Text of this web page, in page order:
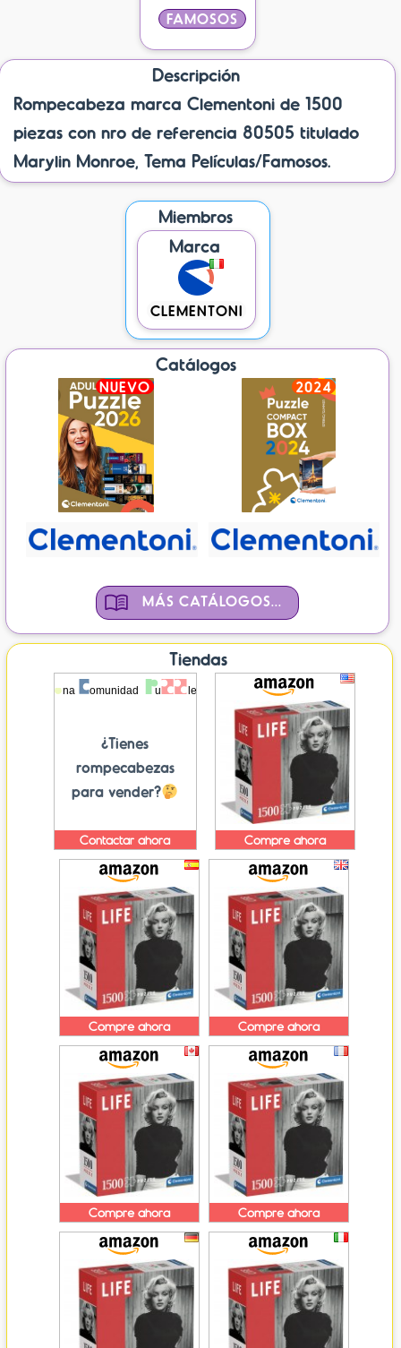
FAMOSOS
Descripción
Rompecabeza marca Clementoni de 1500
piezas con nro de referencia 80505 titulado
Marylin Monroe, Tema Películas/Famosos.
Miembros
Marca
CLEMENTONI
Catálogos
NUEVO 2024
MÁS CATÁLOGOS...
Tiendas
¿Tienes
rompecabezas
para vender?
Contactar ahora Compre ahora
Compre ahora Compre ahora
Compre ahora Compre ahora